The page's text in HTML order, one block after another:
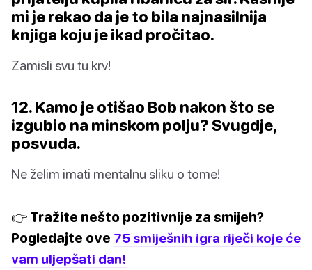
mi je rekao da je to bila najnasilnija
knjiga koju je ikad pročitao.
Zamisli svu tu krv!
12. Kamo je otišao Bob nakon što se
izgubio na minskom polju? Svugdje,
posvuda.
Ne želim imati mentalnu sliku o tome!
👉 Tražite nešto pozitivnije za smijeh?
Pogledajte ove 75 smiješnih igra riječi koje će
vam uljepšati dan!